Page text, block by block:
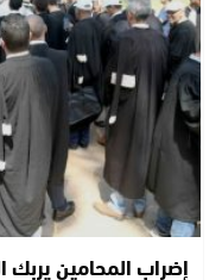
إضراب المحامين يربك